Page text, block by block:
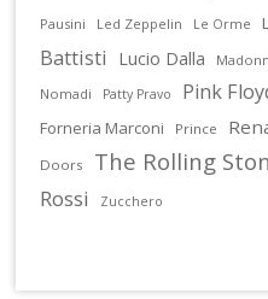
Pausini
Led Zeppelin Le Orme
Battisti
Lucio Dalla
Nomadi Patty Pravo Pink
Forneria Marconi
Prince
Doors
The Rolling
Rossi
Zucchero